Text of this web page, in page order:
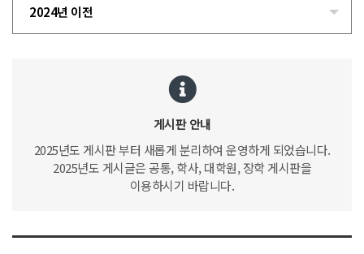
2024년 이전
게시판 안내
2025년도 게시판 부터 새롭게 분리하여 운영하게 되었습니다.
2025년도 게시글은 공통, 학사, 대학원, 장학 게시판을
이용하시기 바랍니다.